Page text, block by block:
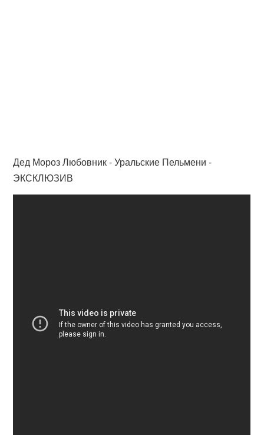
Дед Мороз Любовник - Уральские Пельмени -
ЭКСКЛЮЗИВ